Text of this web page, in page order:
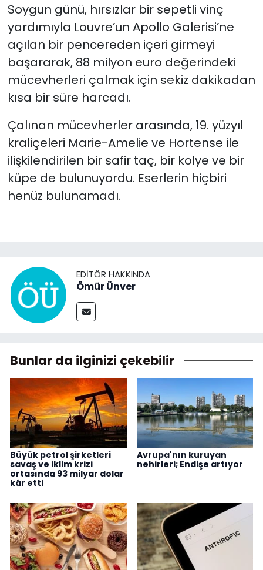
Soygun günü, hırsızlar bir sepetli vinç
yardımıyla Louvre’un Apollo Galerisi’ne
açılan bir pencereden içeri girmeyi
başararak, 88 milyon euro değerindeki
mücevherleri çalmak için sekiz dakikadan
kısa bir süre harcadı.
Çalınan mücevherler arasında, 19. yüzyıl
kraliçeleri Marie-Amelie ve Hortense ile
ilişkilendirilen bir safir taç, bir kolye ve bir
küpe de bulunuyordu. Eserlerin hiçbiri
henüz bulunamadı.
EDITÖR HAKKINDA
Ömür Ünver
Bunlar da ilginizi çekebilir
Büyük petrol şirketleri
savaş ve iklim krizi
ortasında 93 milyar dolar
kâr etti
Avrupa'nın kuruyan
nehirleri; Endişe artıyor